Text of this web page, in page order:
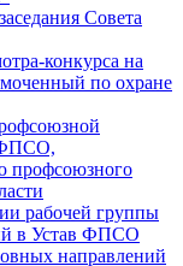
Совета
конкурса на
по охране
ФПСО,
профсоюзного
рабочей группы
в Устав ФПСО
направлений